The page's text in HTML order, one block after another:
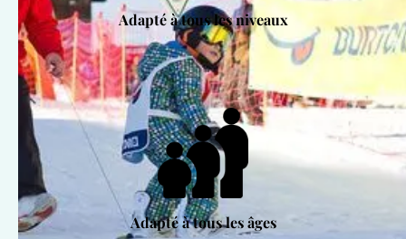
Adapté à tous les niveaux
Adapté à tous les âges